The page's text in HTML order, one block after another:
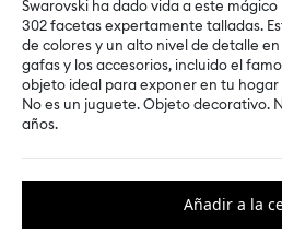
Swarovski ha dado vida a este
302 facetas expertamente talladas.
de colores y un alto nivel de detalle
gafas y los accesorios, incluido el
objeto ideal para exponer en tu
No es un juguete. Objeto decorativo.
años.